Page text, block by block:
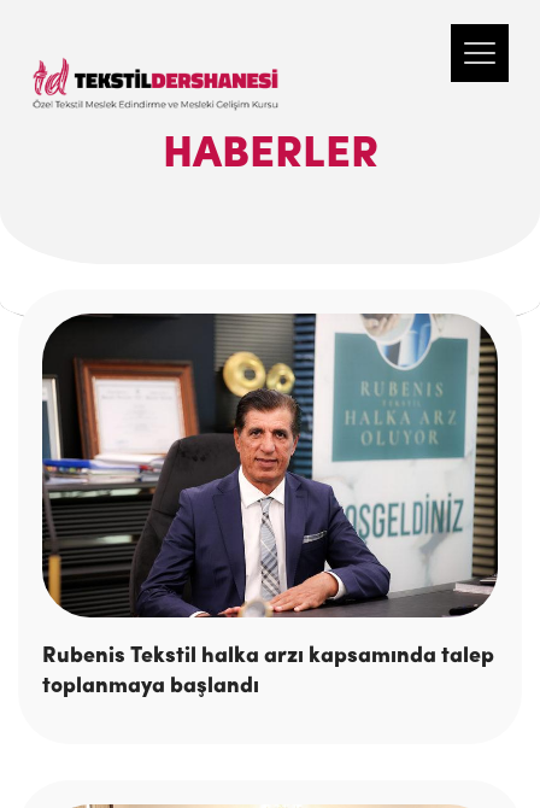
HABERLER
Rubenis Tekstil halka arzı kapsamında talep
toplanmaya başlandı